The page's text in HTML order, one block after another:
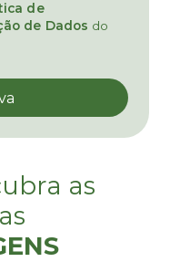
de
de Dados do
as